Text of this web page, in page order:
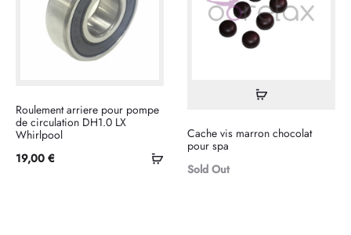
Ajouter
Roulement arriere pour pompe
de circulation DH1.0 LX
Whirlpool
19,00 €
Lire
suite
Cache vis marron chocolat
pour spa
Sold Out